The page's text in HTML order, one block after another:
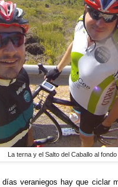
La terna y el Salto del Caballo al fondo
veraniegos hay que ciclar